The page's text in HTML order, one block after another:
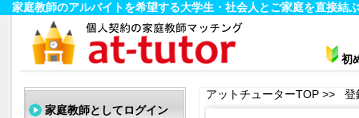
家庭教師のアルバイトを希望する大学生・社会人とご家庭を直接結
初
アットチューターTOP >> 登
家庭教師としてログイン